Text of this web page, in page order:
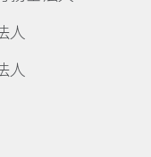
人
人